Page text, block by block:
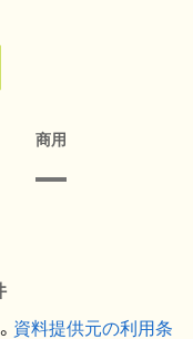
商用
資料提供元の利用条